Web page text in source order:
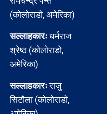
(कोलोराडो, अमेरिका)
सल्लाहकारःधर्मराज
श्रेष्ठ (कोलोराडो,
अमेरिका)
सल्लाहकारःराजु
सिटौला (कोलोराडो,